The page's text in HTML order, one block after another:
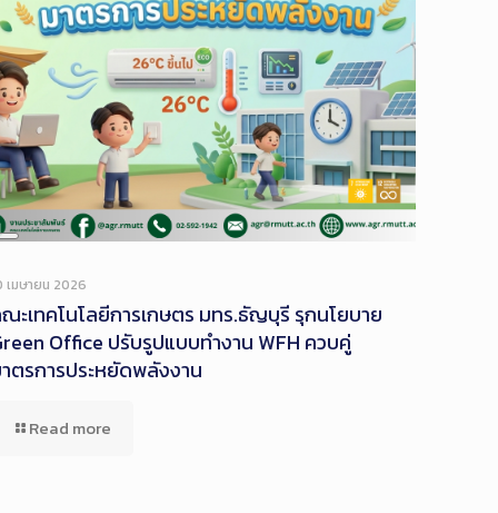
Long
เมษายน 2026
ะเทคโนโลยีการเกษตร มทร.ธัญบุรี รุกนโยบาย
Office ปรับรูปแบบทำงาน WFH ควบคู่
ตรการประหยัดพลังงาน
Read more